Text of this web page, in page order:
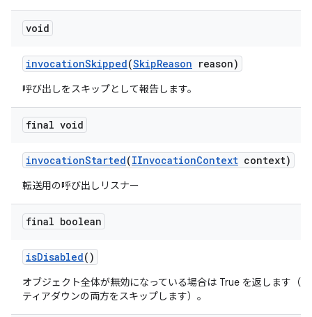
void
invocationSkipped(SkipReason reason)
呼び出しをスキップとして報告します。
final void
invocationStarted(IInvocationContext context)
転送用の呼び出しリスナー
final boolean
isDisabled()
オブジェクト全体が無効になっている場合は True を返します（
ティアダウンの両方をスキップします）。